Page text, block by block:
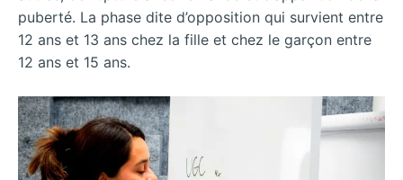
puberté. La phase dite d’opposition qui survient entre
12 ans et 13 ans chez la fille et chez le garçon entre
12 ans et 15 ans.